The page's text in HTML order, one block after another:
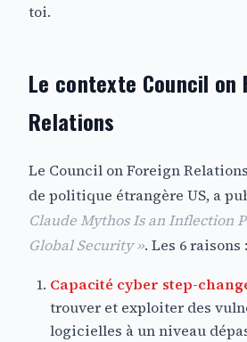
toi.
Le contexte Council on
Relations
Le Council on Foreign
de politique étrangère US, a
Claude Mythos Is an Inflection
Global Security ». Les 6 raisons :
Capacité cyber step-
trouver et exploiter des
logicielles à un niveau